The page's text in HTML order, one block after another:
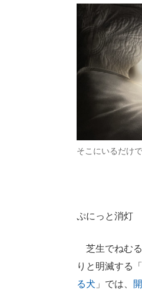
そこにいるだけ
ぷにっと消灯
芝生でねむる
りと明滅する
る犬 」では、